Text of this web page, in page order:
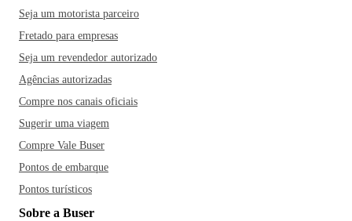
Seja um motorista parceiro
Fretado para empresas
Seja um revendedor autorizado
Agências autorizadas
Compre nos canais oficiais
Sugerir uma viagem
Compre Vale Buser
Pontos de embarque
Pontos turísticos
Sobre a Buser